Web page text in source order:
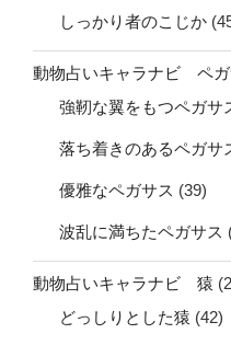
しっかり者のこじか
動物占いキャラナビ ペガ
強靭な翼をもつペガサ
落ち着きのあるペガサ
優雅なペガサス (39)
波乱に満ちたペガサス
動物占いキャラナビ 猿
どっしりとした猿 (42)